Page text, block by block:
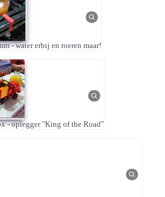
- water erbij en roeren maar!
- oplegger "King of the Road"